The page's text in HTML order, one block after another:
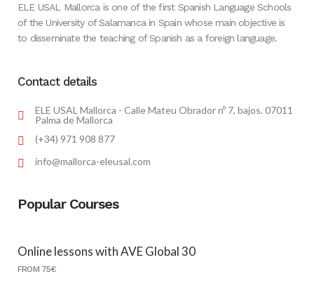
ELE USAL Mallorca is one of the first Spanish Language Schools
of the University of Salamanca in Spain whose main objective is
to disseminate the teaching of Spanish as a foreign language.
Contact details
ELE USAL Mallorca - Calle Mateu Obrador nº 7, bajos. 07011
Palma de Mallorca
(+34) 971 908 877
info@mallorca-eleusal.com
Popular Courses
Online lessons with AVE Global 30
FROM 75€